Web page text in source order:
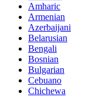
Amharic
Armenian
Azerbaijani
Belarusian
Bengali
Bosnian
Bulgarian
Cebuano
Chichewa